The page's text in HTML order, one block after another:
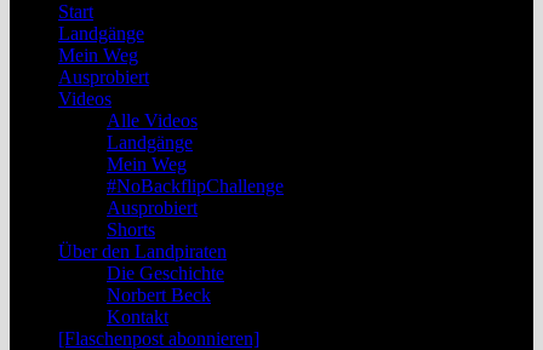
Start
Landgänge
Mein Weg
Ausprobiert
Videos
Alle Videos
Landgänge
Mein Weg
#NoBackflipChallenge
Ausprobiert
Shorts
Über den Landpiraten
Die Geschichte
Norbert Beck
Kontakt
[Flaschenpost abonnieren]